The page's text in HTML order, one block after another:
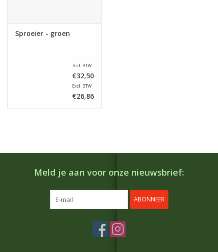
Sproeier - groen
Incl. BTW
€32,50
Excl. BTW
€26,86
Meld je aan voor onze nieuwsbrief:
ABONNEER